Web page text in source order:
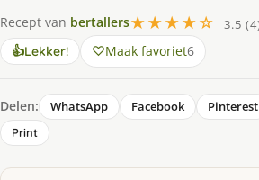
Recept van bertallers★★★★☆
3.5
👍Lekker! Maak favoriet6
Delen: WhatsApp Facebook Pinterest
Print